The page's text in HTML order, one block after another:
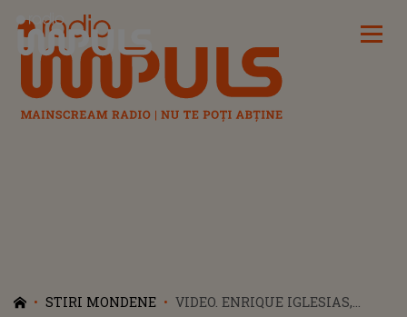
Radio Impuls
STIRI MONDENE
VIDEO. ENRIQUE IGLESIAS,